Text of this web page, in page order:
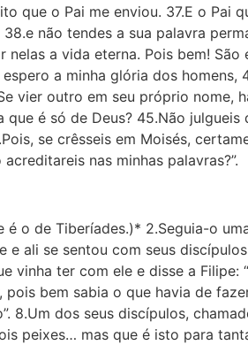
que o Pai me enviou. 37.E o Pai
não tendes a sua palavra
a vida eterna. Pois bem!
a minha glória dos
vier outro em seu próprio
é só de Deus? 45.Não
se crêsseis em Moisés,
nas minhas palavras?”.
é o de Tibería­des.)* 2.Seguia-o
ali se sentou com seus
vinha ter com ele e disse a
bem sabia o que havia de
8.Um dos seus discípulos,
peixes… mas que é isto para tanta